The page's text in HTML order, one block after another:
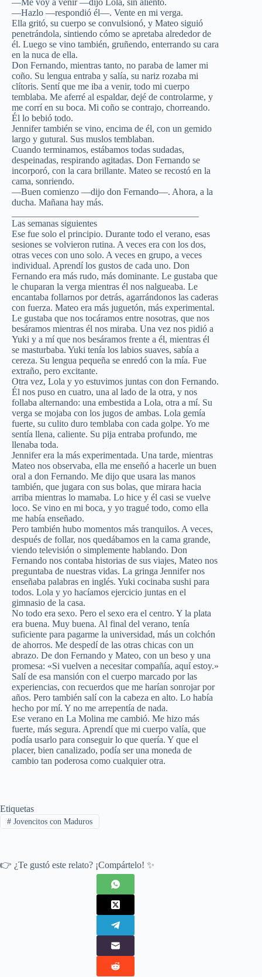
—Me voy a venir —dijo Lola, sin aliento.
—Hazlo —respondió él—. Vente en mi verga.
Ella gritó, su cuerpo se convulsionó, y Mateo siguió
penetrándola, sintiendo cómo se apretaba alrededor de
él. Luego se vino también, gruñendo, enterrando su cara
en la nuca de ella.
Don Fernando, mientras tanto, no paraba de lamer mi
coño. Su lengua entraba y salía, su nariz rozaba mi
clítoris. Sentí que me iba a venir, todo mi cuerpo
temblaba. Me aferré al espaldar, dejé de controlarme, y
me corrí en su boca. Mi coño se contrajo, chorreando.
Él lo bebió todo.
Jennifer también se vino, encima de él, con un gemido
largo y gutural. Sus muslos temblaban.
Cuando terminamos, estábamos todas sudadas,
despeinadas, respirando agitadas. Don Fernando se
incorporó, con la cara brillante. Mateo se recostó en la
cama, sonriendo.
—Buen comienzo —dijo don Fernando—. Ahora, a la
ducha. Mañana hay más.
Las semanas siguientes
Ese fue solo el principio. Durante todo el verano, esas
sesiones se volvieron rutina. A veces era con los dos,
otras veces con uno solo. A veces en grupo, a veces
individual. Aprendí los gustos de cada uno. Don
Fernando era más rudo, más dominante. Le gustaba que
le chuparan la verga mientras él nos nalgueaba. Le
encantaba follarnos por detrás, agarrándonos las caderas
con fuerza. Mateo era más juguetón, más experimental.
Le gustaba que nos tocáramos entre nosotras, que nos
besáramos mientras él nos miraba. Una vez nos pidió a
Yuki y a mí que nos besáramos frente a él, mientras él
se masturbaba. Yuki tenía los labios suaves, sabía a
cereza. Su lengua pequeña se enredó con la mía. Fue
extraño, pero excitante.
Otra vez, Lola y yo estuvimos juntas con don Fernando.
Él nos puso en cuatro, una al lado de la otra, y nos
follaba alternando: una embestida a Lola, otra a mí. Su
verga se mojaba con los jugos de ambas. Lola gemía
fuerte, su culito duro temblaba con cada golpe. Yo me
sentía llena, caliente. Su pija entraba profundo, me
llenaba toda.
Jennifer era la más experimentada. Una tarde, mientras
Mateo nos observaba, ella me enseñó a hacerle un buen
oral a don Fernando. Me dijo que usara las manos
también, que jugara con sus bolas, que mirara hacia
arriba mientras lo mamaba. Lo hice y él casi se vuelve
loco. Se vino en mi boca, y yo tragué todo, como ella
me había enseñado.
Pero también hubo momentos más tranquilos. A veces,
después de follar, nos quedábamos en la cama grande,
viendo televisión o simplemente hablando. Don
Fernando nos contaba historias de sus viajes, Mateo nos
preguntaba de nuestras vidas. La gringa Jennifer nos
enseñaba palabras en inglés. Yuki cocinaba sushi para
todos. Lola y yo hacíamos ejercicio juntas en el
gimnasio de la casa.
No todo era sexo. Pero el sexo era el centro. Y la plata
era buena. Muy buena. Al final del verano, tenía
suficiente para pagarme la universidad, más un colchón
de ahorros. Me despedí de las otras chicas con un
abrazo. De don Fernando y Mateo, con un beso y una
promesa: «Si vuelven a necesitar compañía, aquí estoy.»
Salí de esa mansión con el cuerpo marcado por las
experiencias, con recuerdos que me harían sonrojar por
años. Pero también salí con la cabeza en alto. Lo había
hecho por mí. Y no me arrepentía de nada.
Ese verano en La Molina me cambió. Me hizo más
fuerte, más segura. Aprendí que mi cuerpo valía, que
podía usarlo para conseguir lo que quería. Y que el
placer, bien canalizado, podía ser una moneda de
cambio tan poderosa como cualquier otra.
Etiquetas
#Jovencitos con Maduros
👉 ¿Te gustó este relato? ¡Compártelo! ✨